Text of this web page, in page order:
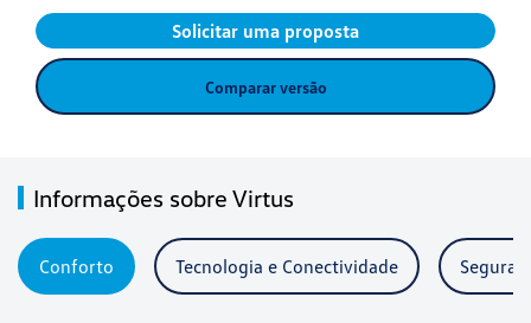
Solicitar uma proposta
Comparar versão
Informações sobre Virtus
Conforto Tecnologia e Conectividade